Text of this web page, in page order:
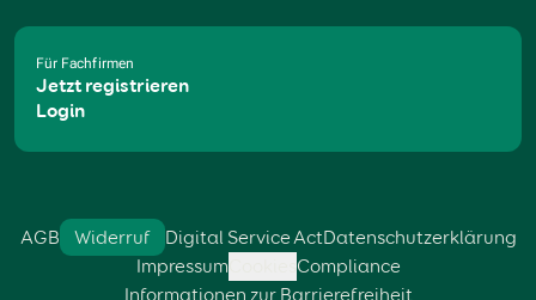
Für Fachfirmen
Jetzt registrieren
Login
AGB Widerruf Digital Service ActDatenschutzerklärung
Impressum
Compliance
Informationen zur Barrierefreiheit